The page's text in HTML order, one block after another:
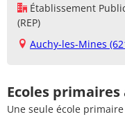
Établissement
(REP)
Auchy-les-Mines
Ecoles
Une seule école